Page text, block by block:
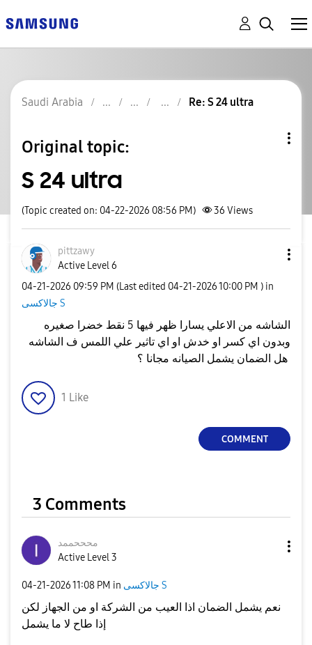
Saudi Arabia Re: S 24 ultra
Original topic:
S 24 ultra
(Topic created on: 04-22-2026 08:56 PM) 36 Views
pittzawy
Active Level 6
‎04-21-2026 09:59 PM (Last edited ‎04-21-202610:00 PM ) in
جالاكسى S
الشاشه من الاعلي يسارا ظهر فيها 5 نقط خضرا صغيره
وبدون اي كسر او خدش او اي تاثير علي اللمس ف الشاشه
1 Like
COMMENT
3 Comments
محححممد
Active Level 3
‎04-21-202611:08 PM in جالاكسى S
نعم يشمل الضمان اذا العيب من الشركة او من الجهاز لكن
إذا طاح لا ما يشمل